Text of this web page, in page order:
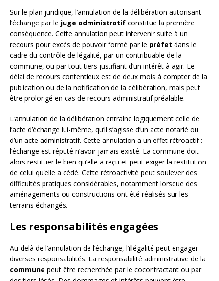
Sur le plan juridique, l’annulation de la délibération autorisant
l’échange par le juge administratif constitue la première
conséquence. Cette annulation peut intervenir suite à un
recours pour excès de pouvoir formé par le préfet dans le
cadre du contrôle de légalité, par un contribuable de la
commune, ou par tout tiers justifiant d’un intérêt à agir. Le
délai de recours contentieux est de deux mois à compter de la
publication ou de la notification de la délibération, mais peut
être prolongé en cas de recours administratif préalable.
L’annulation de la délibération entraîne logiquement celle de
l’acte d’échange lui-même, qu’il s’agisse d’un acte notarié ou
d’un acte administratif. Cette annulation a un effet rétroactif :
l’échange est réputé n’avoir jamais existé. La commune doit
alors restituer le bien qu’elle a reçu et peut exiger la restitution
de celui qu’elle a cédé. Cette rétroactivité peut soulever des
difficultés pratiques considérables, notamment lorsque des
aménagements ou constructions ont été réalisés sur les
terrains échangés.
Les responsabilités engagées
Au-delà de l’annulation de l’échange, l’illégalité peut engager
diverses responsabilités. La responsabilité administrative de la
commune peut être recherchée par le cocontractant ou par